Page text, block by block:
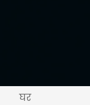
घर